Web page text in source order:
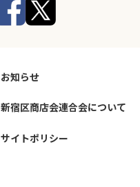
お知らせ
新宿区商店会連合会について
サイトポリシー